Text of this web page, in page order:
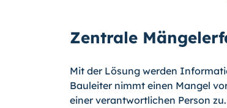
Zentrale
Mit der Lösung werden
Bauleiter nimmt einen Mangel
einer verantwortlichen Person